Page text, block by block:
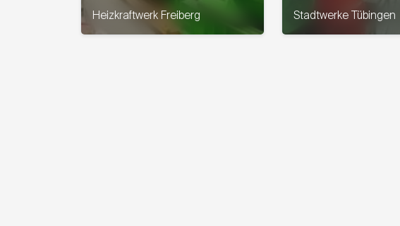
Heizkraftwerk Freiberg Stadtwerke Tübingen